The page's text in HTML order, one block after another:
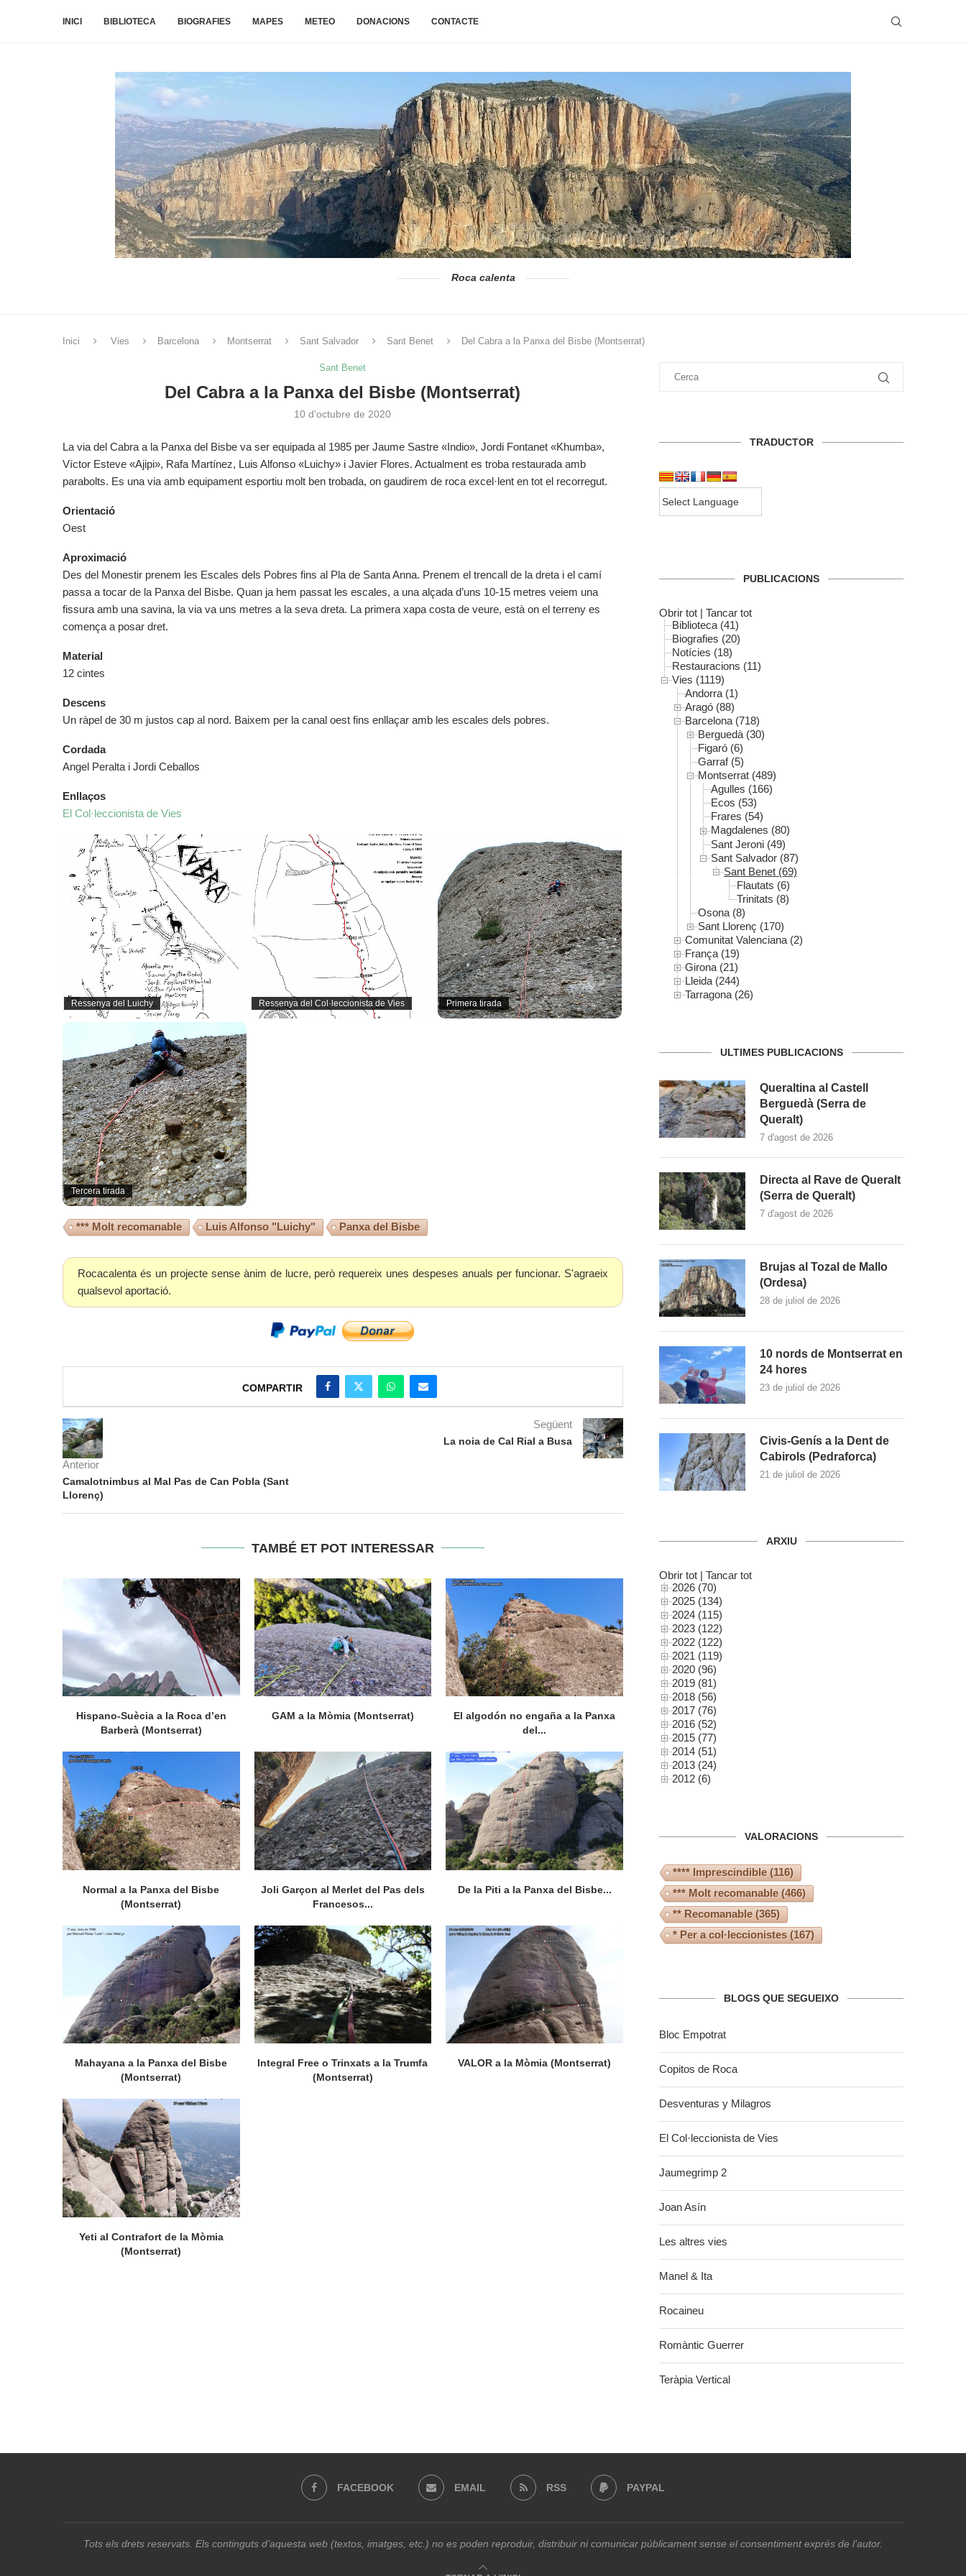
INICI BIBLIOTECA BIOGRAFIES MAPES METEO DONACIONS CONTACTE
Roca calenta
Inici Vies Barcelona Montserrat Sant Salvador Sant Benet Del Cabra a la Panxa del Bisbe (Montserrat)
Sant Benet
Del Cabra a la Panxa del Bisbe (Montserrat)
10 d'octubre de 2020
La via del Cabra a la Panxa del Bisbe va ser equipada al 1985 per Jaume Sastre «Indio», Jordi Fontanet «Khumba»,
Víctor Esteve «Ajipi», Rafa Martínez, Luis Alfonso «Luichy» i Javier Flores. Actualment es troba restaurada amb
parabolts. Es una via amb equipament esportiu molt ben trobada, on gaudirem de roca excel·lent en tot el recorregut.
Orientació
Oest
Aproximació
Des del Monestir prenem les Escales dels Pobres fins al Pla de Santa Anna. Prenem el trencall de la dreta i el camí
passa a tocar de la Panxa del Bisbe. Quan ja hem passat les escales, a una alçada d’uns 10-15 metres veiem una
fissura amb una savina, la via va uns metres a la seva dreta. La primera xapa costa de veure, està on el terreny es
comença a posar dret.
Material
12 cintes
Descens
Un ràpel de 30 m justos cap al nord. Baixem per la canal oest fins enllaçar amb les escales dels pobres.
Cordada
Angel Peralta i Jordi Ceballos
Enllaços
El Col·leccionista de Vies
Ressenya del Luichy Ressenya del Col·leccionista de Vies Primera tirada
Tercera tirada
*** Molt recomanable Luis Alfonso "Luichy" Panxa del Bisbe
Rocacalenta és un projecte sense ànim de lucre, però requereix unes despeses anuals per funcionar. S'agraeix
qualsevol aportació.
COMPARTIR
Anterior
Camalotnimbus al Mal Pas de Can Pobla (Sant
Llorenç)
Següent
La noia de Cal Rial a Busa
TAMBÉ ET POT INTERESSAR
Hispano-Suècia a la Roca d’en
Barberà (Montserrat)
GAM a la Mòmia (Montserrat)
El algodón no engaña a la Panxa
del...
Normal a la Panxa del Bisbe
(Montserrat)
Joli Garçon al Merlet del Pas dels
Francesos...
De la Piti a la Panxa del Bisbe...
Mahayana a la Panxa del Bisbe
(Montserrat)
Integral Free o Trinxats a la Trumfa
(Montserrat)
VALOR a la Mòmia (Montserrat)
Yeti al Contrafort de la Mòmia
(Montserrat)
TRADUCTOR
PUBLICACIONS
Obrir tot | Tancar tot
Biblioteca (41)
Biografies (20)
Notícies (18)
Restauracions (11)
Vies (1119)
Andorra (1)
Aragó (88)
Barcelona (718)
Berguedà (30)
Figaró (6)
Garraf (5)
Montserrat (489)
Agulles (166)
Ecos (53)
Frares (54)
Magdalenes (80)
Sant Jeroni (49)
Sant Salvador (87)
Sant Benet (69)
Flautats (6)
Trinitats (8)
Osona (8)
Sant Llorenç (170)
Comunitat Valenciana (2)
França (19)
Girona (21)
Lleida (244)
Tarragona (26)
ULTIMES PUBLICACIONS
Queraltina al Castell
Berguedà (Serra de
Queralt)
7 d'agost de 2026
Directa al Rave de Queralt
(Serra de Queralt)
7 d'agost de 2026
Brujas al Tozal de Mallo
(Ordesa)
28 de juliol de 2026
10 nords de Montserrat en
24 hores
23 de juliol de 2026
Civis-Genís a la Dent de
Cabirols (Pedraforca)
21 de juliol de 2026
ARXIU
Obrir tot | Tancar tot
2026 (70)
2025 (134)
2024 (115)
2023 (122)
2022 (122)
2021 (119)
2020 (96)
2019 (81)
2018 (56)
2017 (76)
2016 (52)
2015 (77)
2014 (51)
2013 (24)
2012 (6)
VALORACIONS
**** Imprescindible(116)
*** Molt recomanable(466)
** Recomanable(365)
* Per a col·leccionistes (167)
BLOGS QUE SEGUEIXO
Bloc Empotrat
Copitos de Roca
Desventuras y Milagros
El Col·leccionista de Vies
Jaumegrimp 2
Joan Asín
Les altres vies
Manel & Ita
Rocaineu
Romàntic Guerrer
Teràpia Vertical
FACEBOOK EMAIL RSS PAYPAL
Tots els drets reservats. Els continguts d’aquesta web (textos, imatges, etc.) no es poden reproduir, distribuir ni comunicar públicament sense el consentiment exprés de l’autor.